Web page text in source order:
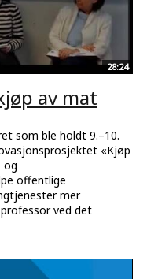
28:24
av mat
som ble holdt 9.–10.
«Kjøp
og
offentlige
mer
ved det